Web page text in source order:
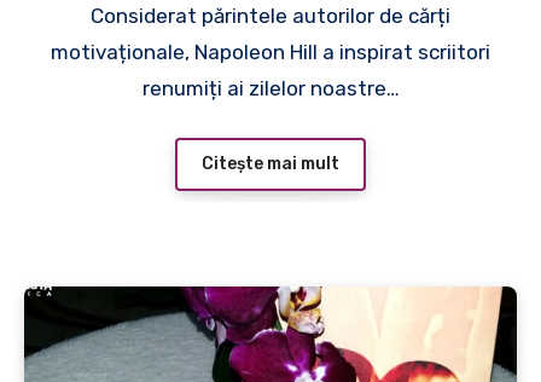
Considerat părintele autorilor de cărți
motivaționale, Napoleon Hill a inspirat scriitori
renumiți ai zilelor noastre…
Citește mai mult